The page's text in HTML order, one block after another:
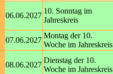
06.06.2027
10. Sonntag im
Jahreskreis
07.06.2027
Montag der 10.
Woche im Jahreskreis
08.06.2027
Dienstag der 10.
Woche im Jahreskreis